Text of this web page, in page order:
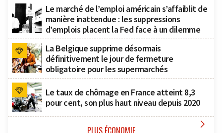
Le marché de l’emploi américain s’affaiblit de
manière inattendue : les suppressions
d’emplois placent la Fed face à un dilemme
La Belgique supprime désormais
définitivement le jour de fermeture
obligatoire pour les supermarchés
Le taux de chômage en France atteint 8,3
pour cent, son plus haut niveau depuis 2020
PLUS ÉCONOMIE 